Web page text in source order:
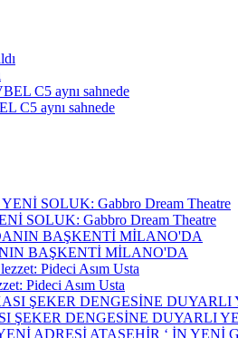
C5 aynı sahnede
SOLUK: Gabbro Dream Theatre
BAŞKENTİ MİLANO'DA
Pideci Asım Usta
ŞEKER DENGESİNE DUYARLI